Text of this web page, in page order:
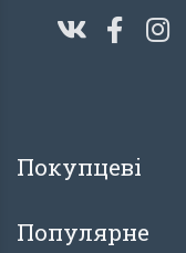
Покупцеві
Популярне